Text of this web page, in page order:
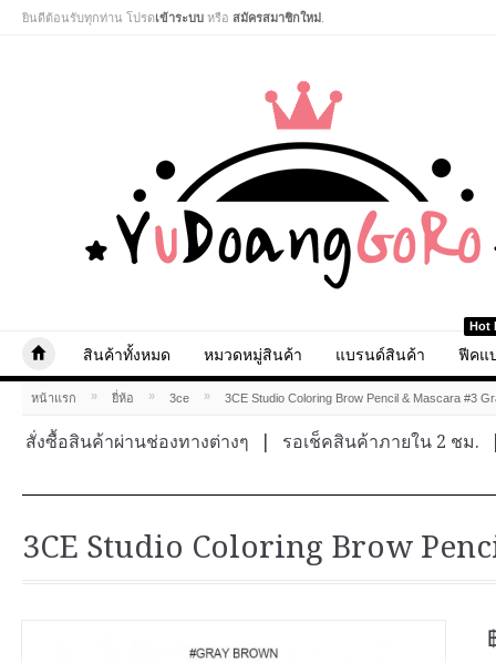
ยินดีต้อนรับทุกท่าน โปรดเข้าระบบ หรือ สมัครสมาชิกใหม่
สินค้าทั้งหมด หมวดหมู่สินค้า แบรนด์สินค้า
Hot
ฟีคแ
หน้าแรก » ยี่ห้อ » 3ce » 3CE Studio Coloring Brow Pencil & Mascara #3
สั่งซื้อสินค้าผ่านช่องทางต่างๆ รอเช็คสินค้าภายใน 2 ชม.
3CE Studio Coloring Brow